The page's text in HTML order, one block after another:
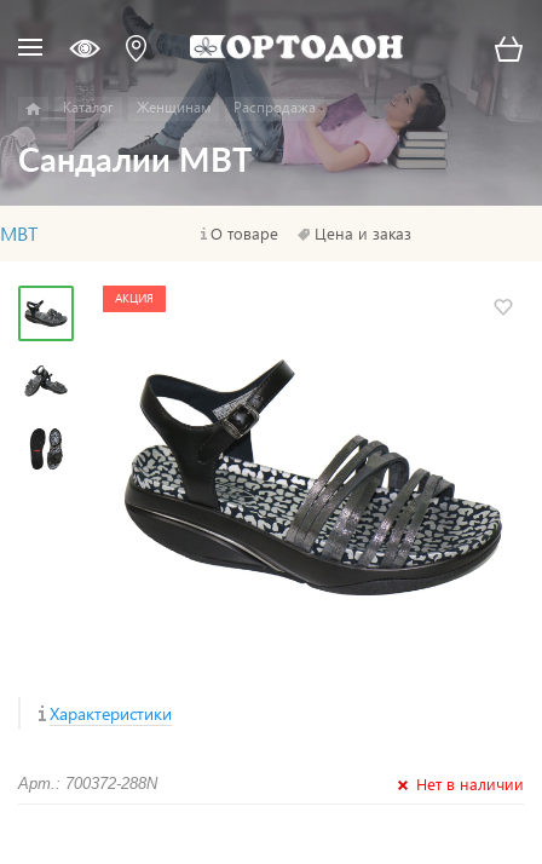
Каталог Женщинам Распродажа
Сандалии MBT
MBT О товаре Цена и заказ
АКЦИЯ
Характеристики
Арт.: 700372-288N Нет в наличии